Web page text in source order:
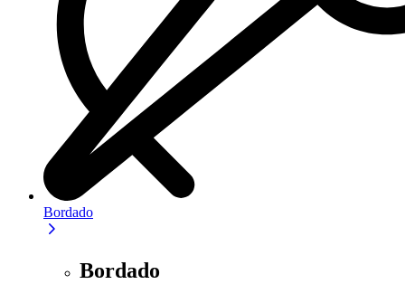
Bordado
Bordado